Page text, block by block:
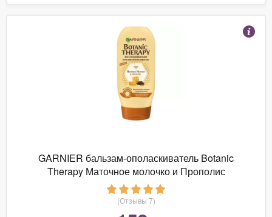
GARNIER бальзам-ополаскиватель Botanic
Therapy Маточное молочко и Прополис
восстанавливающий
(Отзывы 7)